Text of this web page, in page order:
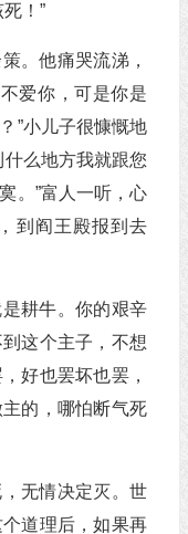
！”
。他痛哭流涕，
爱你，可是你是
”小儿子很慷慨地
么地方我就跟您
。”富人一听，心
到阎王殿报到去
耕牛。你的艰辛
这个主子，不想
好也罢坏也罢，
的，哪怕断气死
无情决定灭。世
道理后，如果再